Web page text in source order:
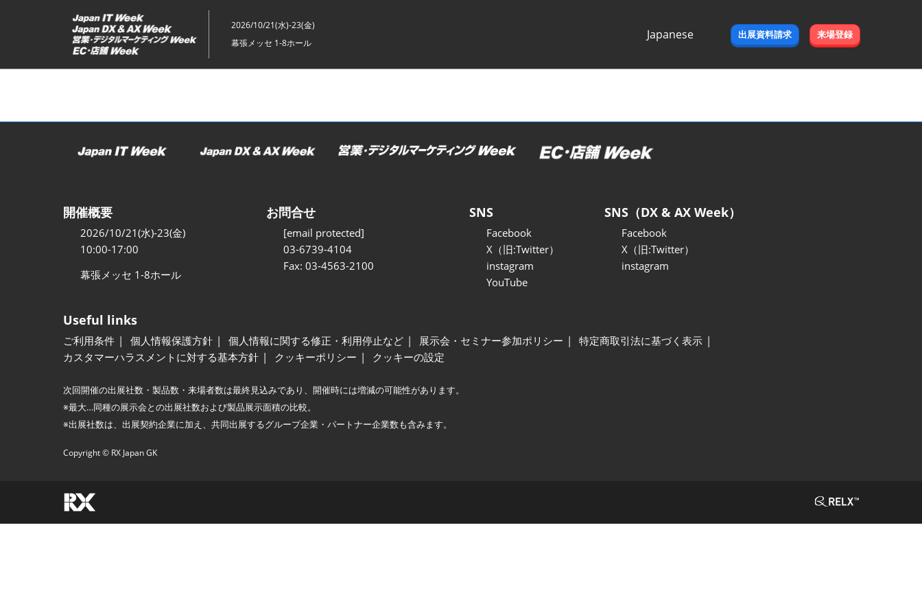
ッ
2026/10/21(水)-23(金)
幕張メッセ 1-8ホール
Japanese
出展資料請求 来場登録
開催概要
2026/10/21(水)-23(金)
10:00-17:00
幕張メッセ 1-8ホール
お問合せ
[email protected]
03-6739-4104
Fax: 03-4563-2100
SNS
Facebook
X（旧:Twitter）
instagram
YouTube
SNS（DX & AX Week）
Facebook
X（旧:Twitter）
instagram
Useful links
ご利用条件 個人情報保護方針 個人情報に関する修正・利用停止など 展示会・セミナー参加ポリシー
特定商取引法に基づく表示
カスタマーハラスメントに対する基本方針
クッキーポリシー クッキーの設定
次回開催の出展社数・製品数・来場者数は最終見込みであり、開催時には増減の可能性があります。
※最大…同種の展示会との出展社数および製品展示面積の比較。
※出展社数は、出展契約企業に加え、共同出展するグループ企業・パートナー企業数も含みます。
Copyright © RX Japan GK